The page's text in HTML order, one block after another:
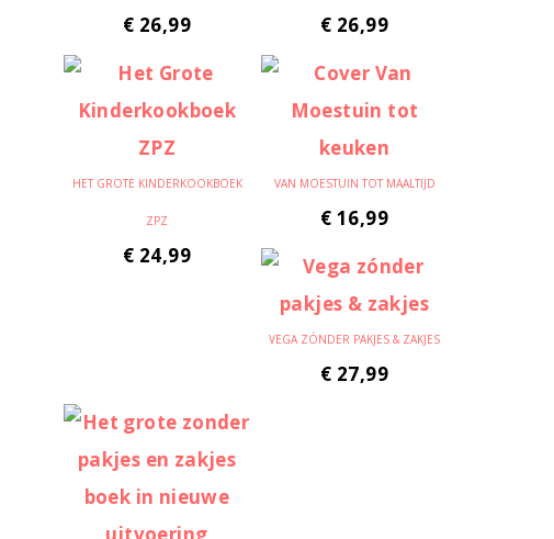
€ 26,99 € 26,99
HET GROTE KINDERKOOKBOEK
ZPZ
€ 24,99
VAN MOESTUIN TOT MAALTIJD
€ 16,99
VEGA ZÓNDER PAKJES & ZAKJES
€ 27,99